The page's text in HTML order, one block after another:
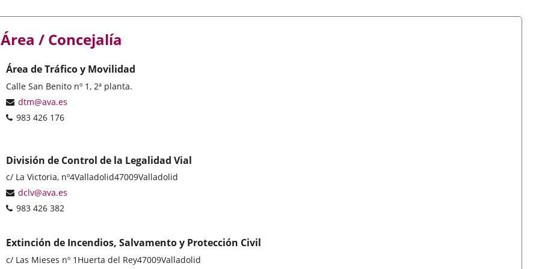
Área / Concejalía
Área de Tráfico y Movilidad
Postal
address
Calle San Benito nº 1, 2ª planta.
Email
dtm@ava.es
Phones
983 426 176
División de Control de la Legalidad Vial
Postal
address
c/ La Victoria, nº4Valladolid47009Valladolid
Email
dclv@ava.es
Phones
983 426 382
Extinción de Incendios, Salvamento y Protección Civil
Postal
c/ Las Mieses nº 1 Huerta del Rey47009Valladolid